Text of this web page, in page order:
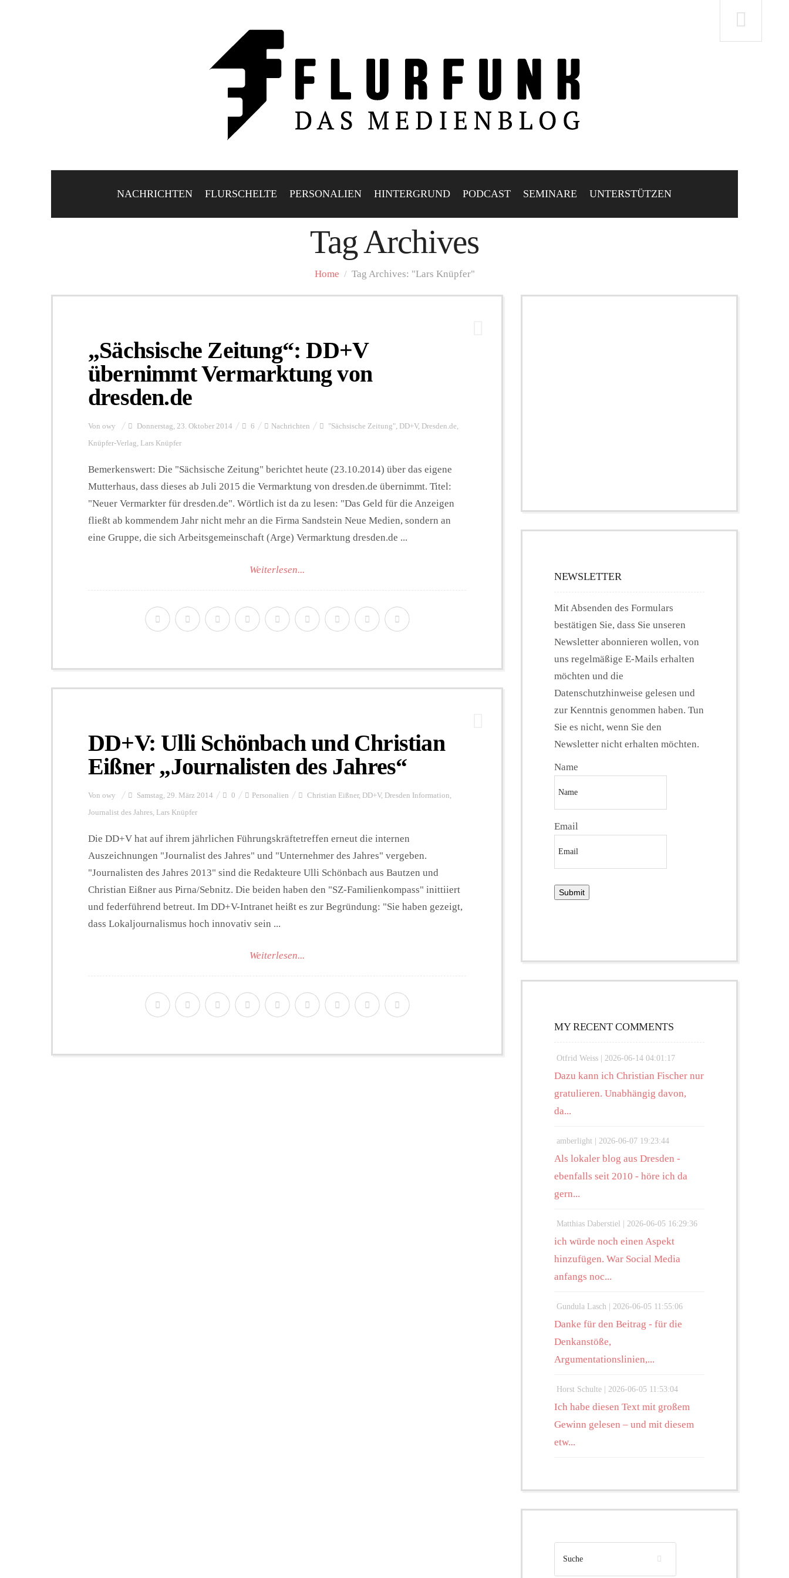
NACHRICHTEN FLURSCHELTE PERSONALIEN HINTERGRUND PODCAST SEMINARE UNTERSTÜTZEN
Tag Archives
Home / Tag Archives: "Lars Knüpfer"
„Sächsische Zeitung“: DD+V
übernimmt Vermarktung von
dresden.de
Von owy Donnerstag, 23. Oktober 2014 6 Nachrichten "Sächsische Zeitung", DD+V, Dresden.de,
Knüpfer-Verlag, Lars Knüpfer
Bemerkenswert: Die "Sächsische Zeitung" berichtet heute (23.10.2014) über das eigene
Mutterhaus, dass dieses ab Juli 2015 die Vermarktung von dresden.de übernimmt. Titel:
"Neuer Vermarkter für dresden.de". Wörtlich ist da zu lesen: "Das Geld für die Anzeigen
fließt ab kommendem Jahr nicht mehr an die Firma Sandstein Neue Medien, sondern an
eine Gruppe, die sich Arbeitsgemeinschaft (Arge) Vermarktung dresden.de ...
Weiterlesen...
DD+V: Ulli Schönbach und Christian
Eißner „Journalisten des Jahres“
Von owy Samstag, 29. März 2014 0 Personalien Christian Eißner, DD+V, Dresden Information
Journalist des Jahres Lars Knüpfer
Die DD+V hat auf ihrem jährlichen Führungskräftetreffen erneut die internen
Auszeichnungen "Journalist des Jahres" und "Unternehmer des Jahres" vergeben.
"Journalisten des Jahres 2013" sind die Redakteure Ulli Schönbach aus Bautzen und
Christian Eißner aus Pirna/Sebnitz. Die beiden haben den "SZ-Familienkompass" inittiiert
und federführend betreut. Im DD+V-Intranet heißt es zur Begründung: "Sie haben gezeigt,
dass Lokaljournalismus hoch innovativ sein ...
Weiterlesen...
NEWSLETTER
Mit Absenden des Formulars
bestätigen Sie, dass Sie unseren
Newsletter abonnieren wollen, von
uns regelmäßige E-Mails erhalten
möchten und die
Datenschutzhinweise gelesen und
zur Kenntnis genommen haben. Tun
Sie es nicht, wenn Sie den
Newsletter nicht erhalten möchten.
Name
Email
MY RECENT COMMENTS
Otfrid Weiss | 2026-06-14 04:01:17
Dazu kann ich Christian Fischer nur
gratulieren. Unabhängig davon,
da...
amberlight | 2026-06-07 19:23:44
Als lokaler blog aus Dresden -
ebenfalls seit 2010 - höre ich da
gern...
Matthias Daberstiel | 2026-06-05 16:29:36
ich würde noch einen Aspekt
hinzufügen. War Social Media
anfangs noc...
Gundula Lasch | 2026-06-05 11:55:06
Danke für den Beitrag - für die
Denkanstöße,
Argumentationslinien,...
Horst Schulte | 2026-06-05 11:53:04
Ich habe diesen Text mit großem
Gewinn gelesen – und mit diesem
etw...